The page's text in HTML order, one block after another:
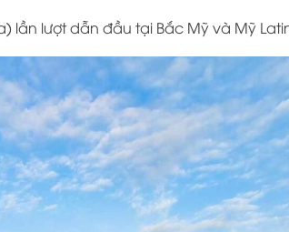
lần lượt dẫn đầu tại Bắc Mỹ và Mỹ